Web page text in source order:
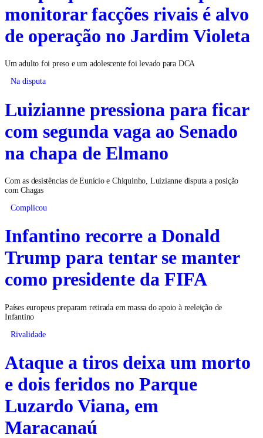
monitorar facções rivais é alvo
de operação no Jardim Violeta
Um adulto foi preso e um adolescente foi levado para DCA
Na disputa
Luizianne pressiona para ficar
com segunda vaga ao Senado
na chapa de Elmano
Com as desistências de Eunício e Chiquinho, Luizianne disputa a posição
com Chagas
Complicou
Infantino recorre a Donald
Trump para tentar se manter
como presidente da FIFA
Países europeus preparam retirada em massa do apoio à reeleição de
Infantino
Rivalidade
Ataque a tiros deixa um morto
e dois feridos no Parque
Luzardo Viana, em
Maracanaú